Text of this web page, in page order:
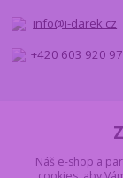
info@i-darek.cz
+420 603 920
Náš e-shop a